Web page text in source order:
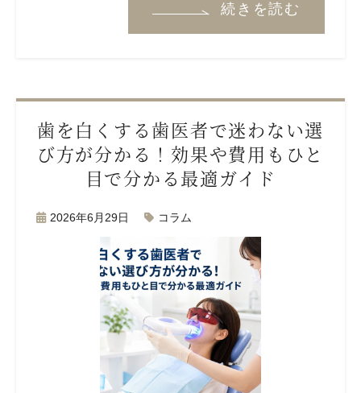
続きを読む
歯を白くする歯医者で迷わない選
び方が分かる！効果や費用もひと
目で分かる最適ガイド
2026年6月29日 コラム